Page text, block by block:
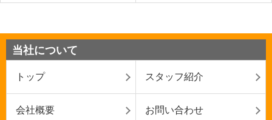
当社について
トップ スタッフ紹介
会社概要 お問い合わせ